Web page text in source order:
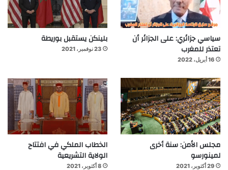
سياسي جزائري: على الجزائر أن
تعتذر للمغرب
16 أبريل، 2022
بلينكن يستقبل بوريطة
23 نوفمبر، 2021
مجلس الأمن: سنة أخرى
لمينورسو
29 أكتوبر، 2021
الخطاب الملكي في افتتاح
الولاية التشريعية
8 أكتوبر، 2021